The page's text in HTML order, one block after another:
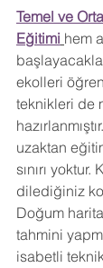
Temel ve
Eğitimi hem
ekolleri
teknikleri de
uzaktan
sınırı
dilediğiniz
Doğum
tahmini
isabetli